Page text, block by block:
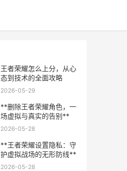
王者荣耀怎么上分，从心
态到技术的全面攻略
2026-05-29
**删除王者荣耀角色，一
场虚拟与真实的告别**
2026-05-28
**王者荣耀设置隐私：守
护虚拟战场的无形防线**
2026-05-28